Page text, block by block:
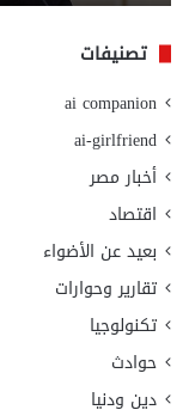
تصنيفات
ai companion
ai-girlfriend
أخبار مصر
اقتصاد
بعيد عن الأضواء
تقارير وحوارات
تكنولوجيا
حوادث
دين ودنيا